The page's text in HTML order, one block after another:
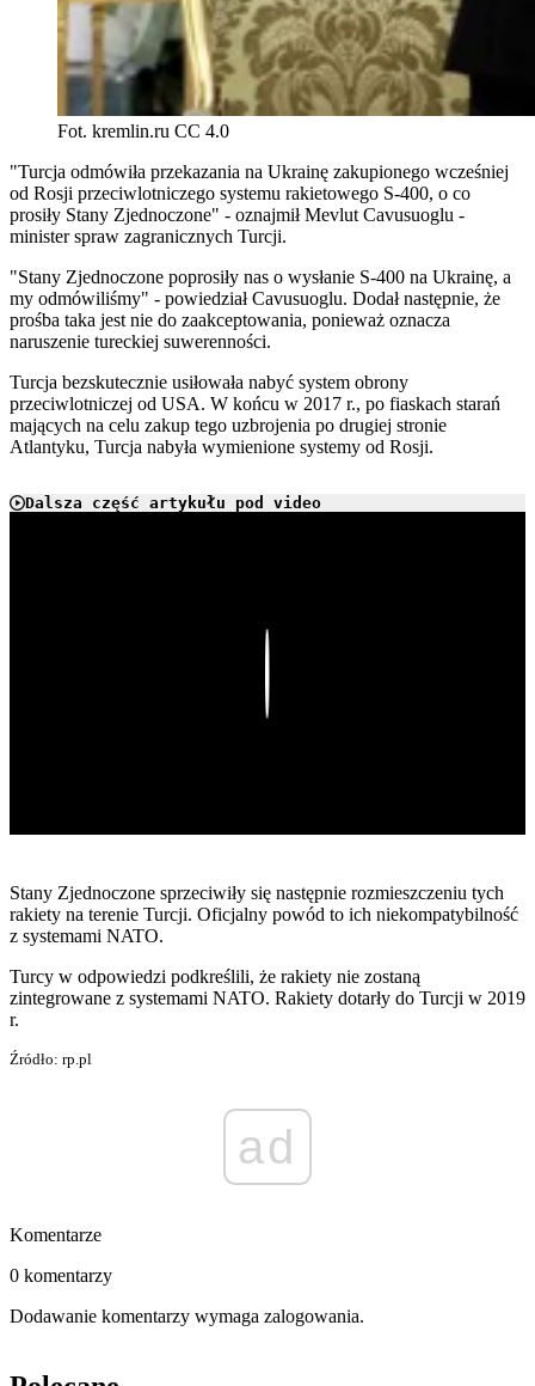
Fot. kremlin.ru CC 4.0
"Turcja odmówiła przekazania na Ukrainę zakupionego wcześniej
od Rosji przeciwlotniczego systemu rakietowego S-400, o co
prosiły Stany Zjednoczone" - oznajmił Mevlut Cavusuoglu -
minister spraw zagranicznych Turcji.
"Stany Zjednoczone poprosiły nas o wysłanie S-400 na Ukrainę, a
my odmówiliśmy" - powiedział Cavusuoglu. Dodał następnie, że
prośba taka jest nie do zaakceptowania, ponieważ oznacza
naruszenie tureckiej suwerenności.
Turcja bezskutecznie usiłowała nabyć system obrony
przeciwlotniczej od USA. W końcu w 2017 r., po fiaskach starań
mających na celu zakup tego uzbrojenia po drugiej stronie
Atlantyku, Turcja nabyła wymienione systemy od Rosji.
Dalsza część artykułu pod video
Stany Zjednoczone sprzeciwiły się następnie rozmieszczeniu tych
rakiety na terenie Turcji. Oficjalny powód to ich niekompatybilność
z systemami NATO.
Turcy w odpowiedzi podkreślili, że rakiety nie zostaną
zintegrowane z systemami NATO. Rakiety dotarły do Turcji w 2019
r.
Źródło: rp.pl
ad
Komentarze
0 komentarzy
Dodawanie komentarzy wymaga zalogowania.